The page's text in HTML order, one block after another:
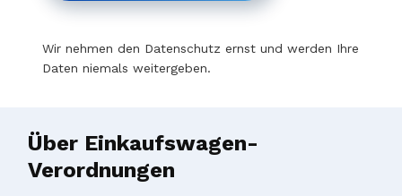
Wir nehmen den Datenschutz ernst und werden Ihre
Daten niemals weitergeben.
Über Einkaufswagen-
Verordnungen